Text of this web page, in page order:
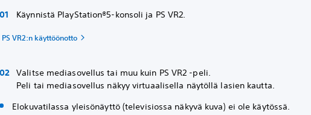
Käynnistä PlayStation®5-konsoli ja PS VR2.
PS VR2:n käyttöönotto
Valitse mediasovellus tai muu kuin PS VR2 -peli.
Peli tai mediasovellus näkyy virtuaalisella näytöllä lasien kautta.
Elokuvatilassa yleisönäyttö (televisiossa näkyvä kuva) ei ole käytössä.